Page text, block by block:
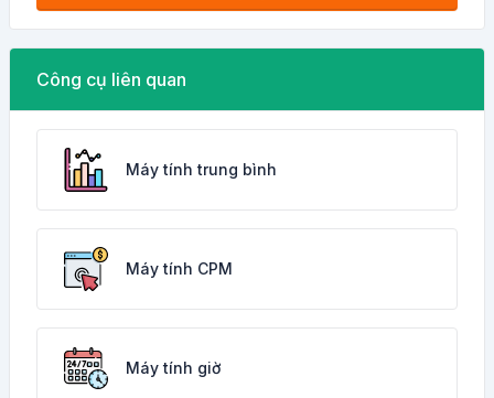
Công cụ liên quan
Máy tính trung bình
Máy tính CPM
Máy tính giờ